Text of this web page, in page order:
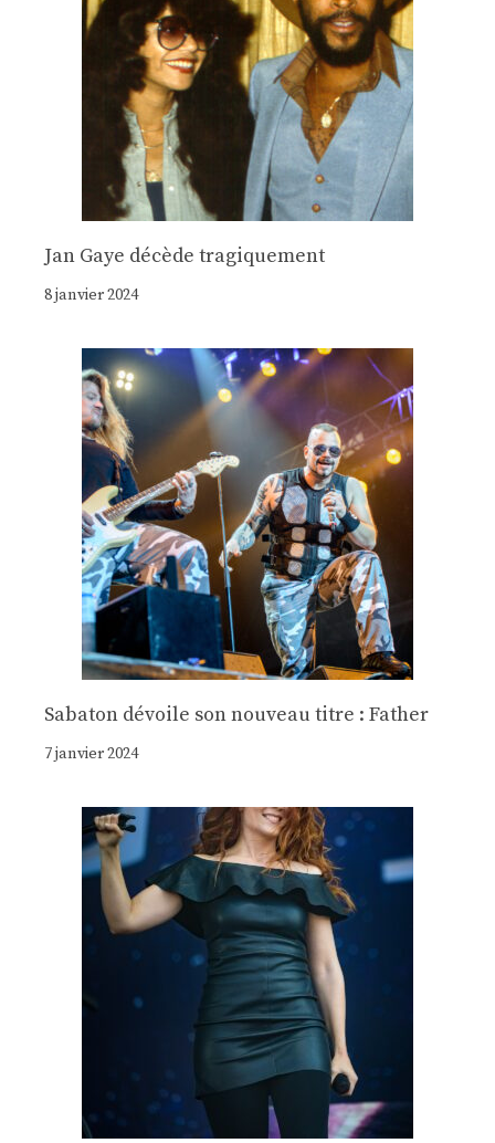
Jan Gaye décède tragiquement
8 janvier 2024
Sabaton dévoile son nouveau titre : Father
7 janvier 2024